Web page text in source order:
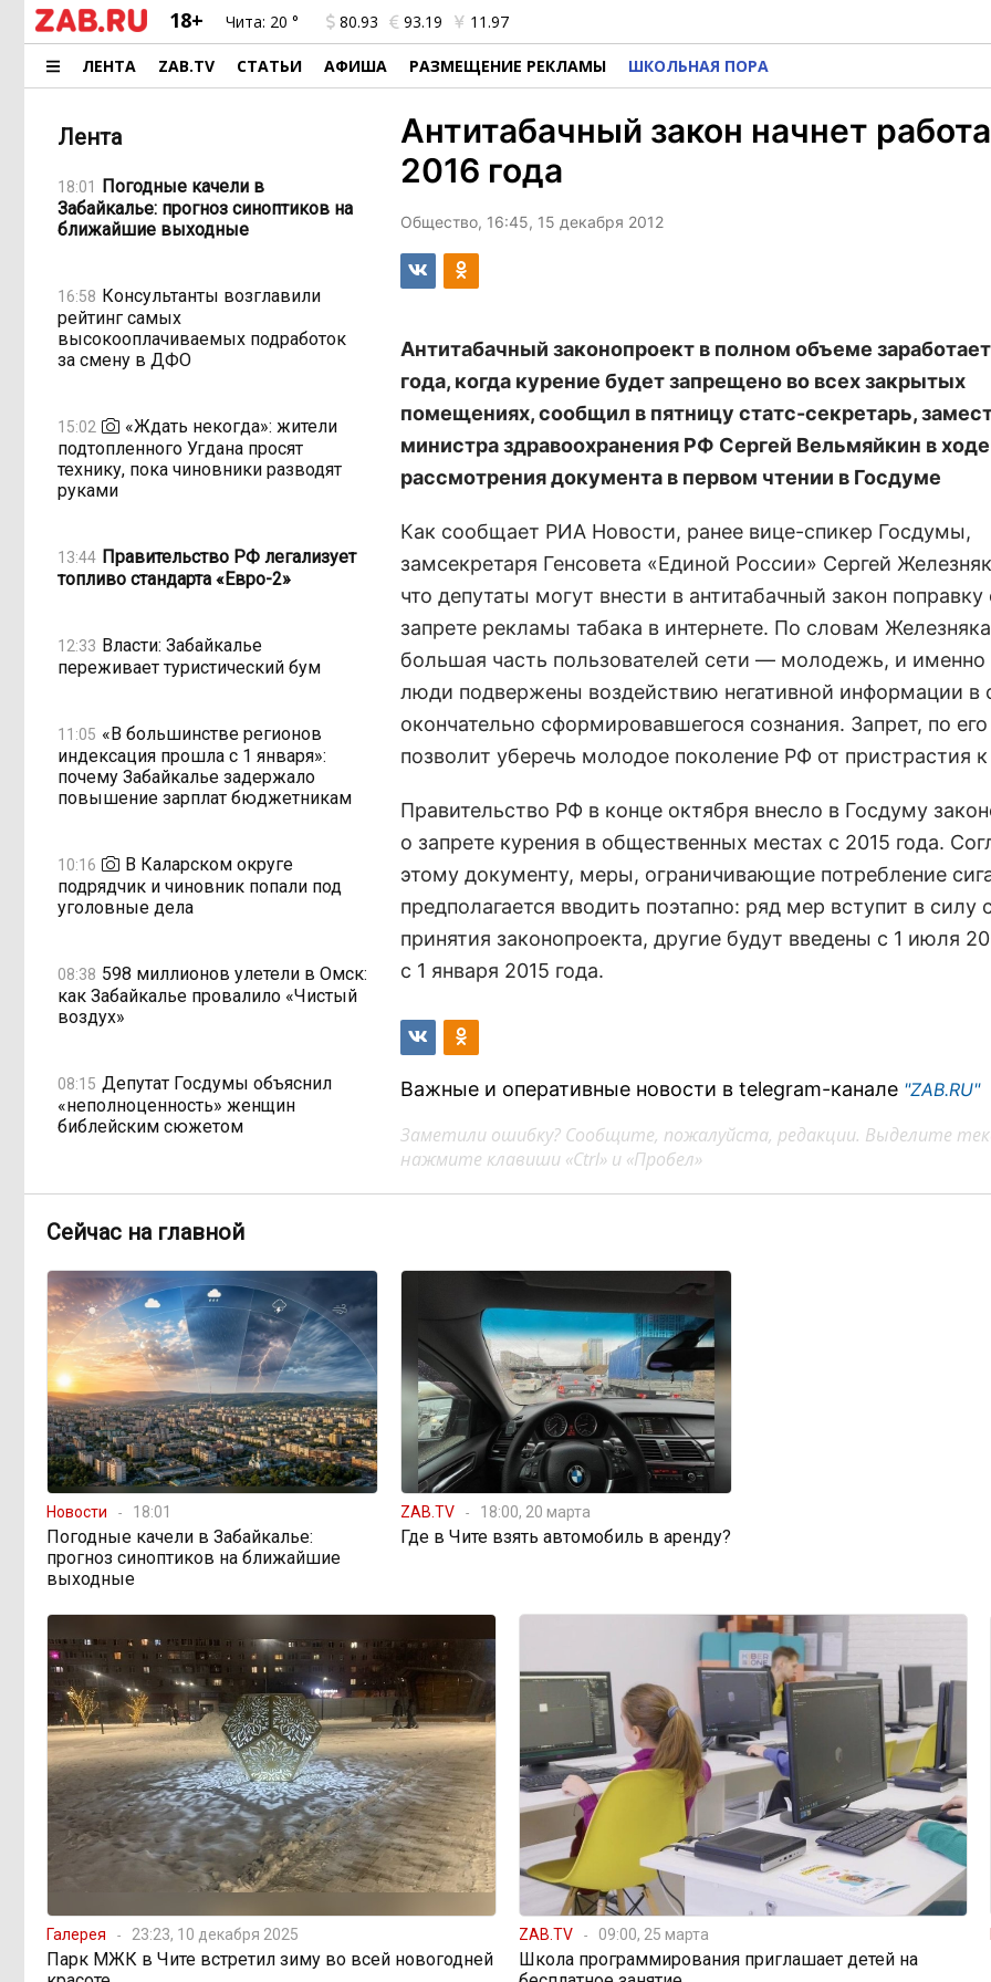
18+ Чита: 20 ° 80.93 93.19 11.97
ЛЕНТА ZAB.TV СТАТЬИ АФИША РАЗМЕЩЕНИЕ РЕКЛАМЫ ШКОЛЬНАЯ ПОРА
Лента
18:01 Погодные качели в
Забайкалье: прогноз синоптиков на
ближайшие выходные
16:58 Консультанты возглавили
рейтинг самых
высокооплачиваемых подработок
за смену в ДФО
15:02
«Ждать некогда»: жители
подтопленного Угдана просят
технику, пока чиновники разводят
руками
13:44 Правительство РФ легализует
топливо стандарта «Евро-2»
12:33 Власти: Забайкалье
переживает туристический бум
11:05 «В большинстве регионов
индексация прошла с 1 января»:
почему Забайкалье задержало
повышение зарплат бюджетникам
10:16
В Каларском округе
подрядчик и чиновник попали под
уголовные дела
08:38 598 миллионов улетели в Омск:
как Забайкалье провалило «Чистый
воздух»
08:15 Депутат Госдумы объяснил
«неполноценность» женщин
библейским сюжетом
08:10 Прокуратура начала проверку
19:02, Вчера
Когда ждать денег?
Забайкалье — в списке регионов,
где бюджетники могут остаться без
выплат
17:30, Вчера «Их масштаб может
превысить весь наш опыт»: Осипов
предупреждает о климатической
угрозе на фоне пожаров в Европе
16:00, Вчера По волнам Арахлея: на
любимом озере забайкальцев
улучшили LTE-сеть
12:33, Вчера Путин подписал закон,
вдвое расширяющий основания для
выдворения мигрантов
12:32, Вчера Читинская
администрация хочет
отремонтировать кабинет за 6,8
миллиона: что скрывает смета?
«Нефтемаркет» отвечает:
региональные власти неточно
изложили ситуацию с топливным
кризисом
Антитабачный закон начнет
2016 года
Общество, 16:45, 15 декабря 2012
Антитабачный законопроект в полном объеме
года, когда курение будет запрещено во всех закрытых
помещениях, сообщил в пятницу статс-секретарь,
министра здравоохранения РФ Сергей Вельмяйкин в ходе
рассмотрения документа в первом чтении в Госдуме
Как сообщает РИА Новости, ранее вице-спикер Госдумы,
замсекретаря Генсовета «Единой России» Сергей
что депутаты могут внести в антитабачный закон
запрете рекламы табака в интернете. По словам
большая часть пользователей сети — молодежь, и
люди подвержены воздействию негативной информации в
окончательно сформировавшегося сознания. Запрет, по
позволит уберечь молодое поколение РФ от пристрастия
Правительство РФ в конце октября внесло в Госдуму
о запрете курения в общественных местах с 2015 года.
этому документу, меры, ограничивающие потребление
предполагается вводить поэтапно: ряд мер вступит в силу
принятия законопроекта, другие будут введены с 1 июля
с 1 января 2015 года.
Важные и оперативные новости в telegram-канале "ZAB.RU"
Заметили ошибку? Сообщите, пожалуйста, редакции. Выделите
нажмите клавиши «Ctrl» и «Пробел»
Сейчас на главной
Новости 18:01
Погодные качели в Забайкалье:
прогноз синоптиков на ближайшие
выходные
ZAB.TV 18:00, 20 марта
Где в Чите взять автомобиль в аренду?
Галерея 23:23, 10 декабря 2025
Парк МЖК в Чите встретил зиму во всей новогодней
ZAB.TV 09:00, 25 марта
Школа программирования приглашает детей на